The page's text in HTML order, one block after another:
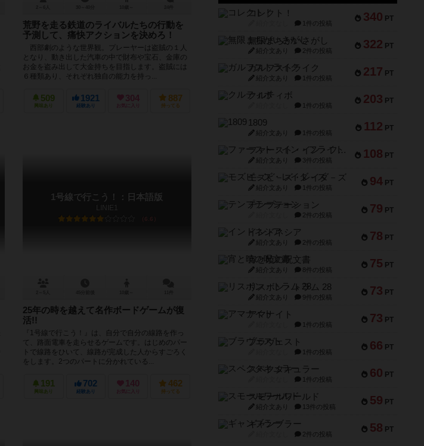
荒野を走る鉄道のライバルたちの行動を
予測して、痛快アクションを決めろ！
西部劇のような世界観。プレーヤーは盗賊の１人
となり、動き出した汽車の中で財布や宝石、金庫の
お金を盗み出して大金持ちを目指します。盗賊には
６種類あり、それぞれ独自の能力を持っ...
509
興味あり
1921
経験あり
304
お気に入り
887
持ってる
1号線で行こう！：日本語版
LINIE1
6.6
25年の時を越えて名作ボードゲームが復
活!!
『1号線で行こう！』は、自分で自分の線路を作っ
て、路面電車を走らせるゲームです。はじめのパー
トで線路をひいて、線路が完成した人からすごろく
をします。2つのパートに分かれている...
191
興味あり
702
経験あり
140
お気に入り
462
持ってる
340 PT
コレクト！
1件の投稿
322 PT
無限まちがいさがし
紹介文あり 2件の投稿
217 PT
ガルフストライク
紹介文あり 1件の投稿
203 PT
クルティボ
1件の投稿
112 PT
1809
紹介文あり 1件の投稿
108 PT
ファースト・イン・フライト
紹介文あり 3件の投稿
94 PT
モズビ－ズ・レイダ－ズ
紹介文あり 1件の投稿
79 PT
テンプテーション
2件の投稿
78 PT
インドネシア
紹介文あり 2件の投稿
75 PT
宵と暁の呪文書
紹介文あり 8件の投稿
73 PT
リスボン・トラム 28
紹介文あり 9件の投稿
73 PT
アマナイト
1件の投稿
66 PT
ブラヴェスト
1件の投稿
60 PT
スペクタキュラー
1件の投稿
59 PT
スモールワールド
紹介文あり 13件の投稿
58 PT
ギャンブラー
2件の投稿